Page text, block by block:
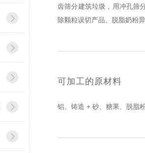
齿筛分建筑垃圾，用冲孔筛
除颗粒误切产品、脱脂奶粉
可加工的原材料
铝、铸造 + 砂、糖果、脱脂